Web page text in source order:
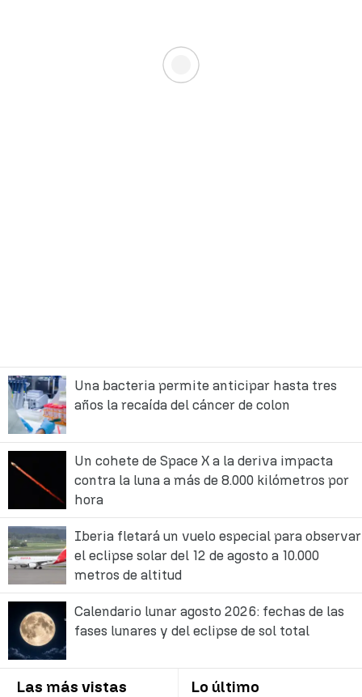
Una bacteria permite anticipar hasta tres
años la recaída del cáncer de colon
Un cohete de Space X a la deriva impacta
contra la luna a más de 8.000 kilómetros por
hora
Iberia fletará un vuelo especial para observar
el eclipse solar del 12 de agosto a 10.000
metros de altitud
Calendario lunar agosto 2026: fechas de las
fases lunares y del eclipse de sol total
Las más vistas Lo último